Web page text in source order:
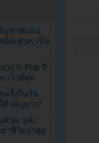
ญหาหมอน
ลังแฟนๆ เป็น
วง K-Pop ที่
เร็วที่สุด
ครั้งในวัน
สำคัญมาก”
หนุ่ม หลัง
าชีวิตล่าสุด